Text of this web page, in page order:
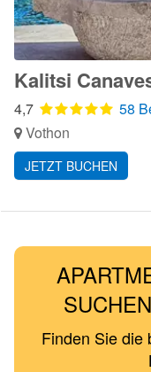
Kalitsi
4,7
58
Vothon
JETZT BUCHEN
Finden Sie die